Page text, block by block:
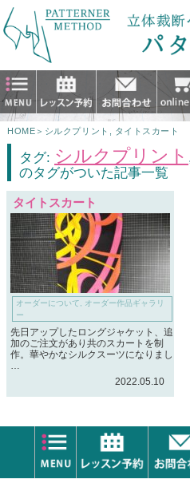
HOME ＞ シルクプリント タイトスカート
タグ: シルクプリント
のタグがついた記事一覧
タイトスカート
オーダーについて
オーダー作品ギャラリ
ー
先日アップしたロングジャケット、追
加のご注文があり共のスカートを制
作。華やかなシルクスーツになりまし
…
2022.05.10